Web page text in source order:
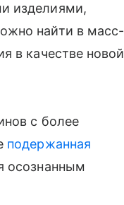
изделиями,
найти в масс-
в качестве новой
с более
подержанная
осознанным